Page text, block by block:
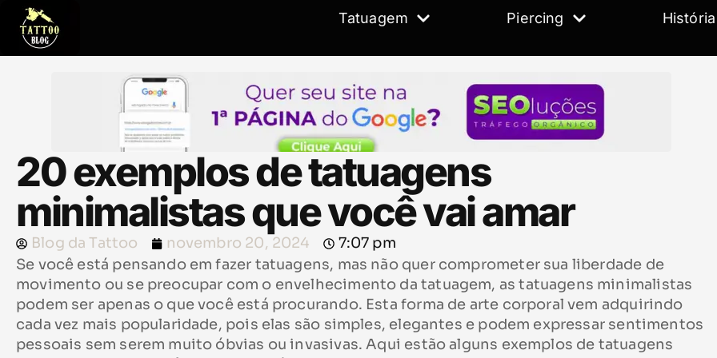
Tatuagem Piercing História
20 exemplos de tatuagens
minimalistas que você vai amar
Blog da Tattoo novembro 20, 2024
7:07 pm
Se você está pensando em fazer tatuagens, mas não quer comprometer sua liberdade de
movimento ou se preocupar com o envelhecimento da tatuagem, as tatuagens minimalistas
podem ser apenas o que você está procurando. Esta forma de arte corporal vem adquirindo
cada vez mais popularidade, pois elas são simples, elegantes e podem expressar sentimentos
pessoais sem serem muito óbvias ou invasivas. Aqui estão alguns exemplos de tatuagens